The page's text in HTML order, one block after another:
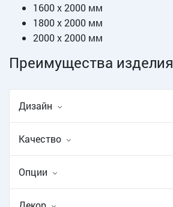
1600 х 2000 мм
1800 х 2000 мм
2000 х 2000 мм
Преимущества изделия
Дизайн
Качество
Опции